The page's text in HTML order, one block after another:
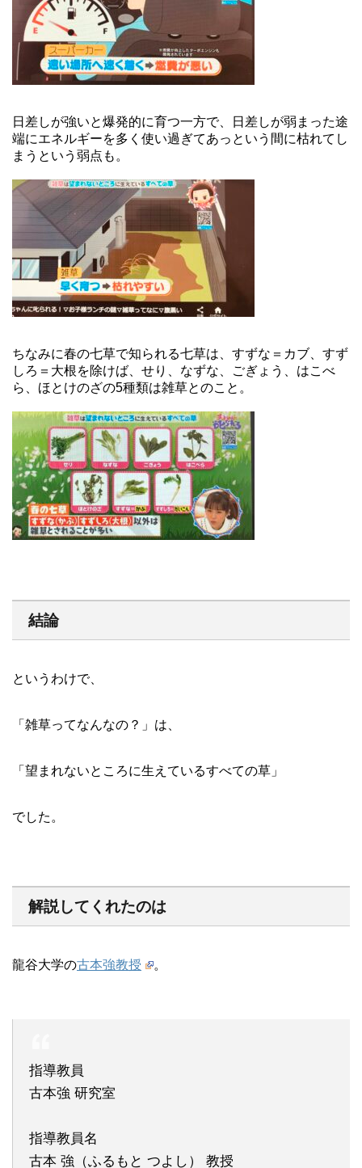
日差しが強いと爆発的に育つ一方で、日差しが弱まった途
端にエネルギーを多く使い過ぎてあっという間に枯れてし
まうという弱点も。
ちなみに春の七草で知られる七草は、すずな＝カブ、すず
しろ＝大根を除けば、せり、なずな、ごぎょう、はこべ
ら、ほとけのざの5種類は雑草とのこと。
結論
というわけで、
「雑草ってなんなの？」は、
「望まれないところに生えているすべての草」
でした。
解説してくれたのは
龍谷大学の古本強教授 。
指導教員
古本強 研究室
指導教員名
古本 強（ふるもと つよし） 教授